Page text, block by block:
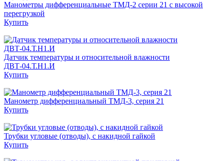
Манометры дифференциальные ТМД-2 серии 21 с высокой
перегрузкой
Купить
Датчик температуры и относительной влажности
ДВТ-04.Т.Н1.И
Купить
Манометр дифференциальный ТМД-3, серия 21
Купить
Трубки угловые (отводы), с накидной гайкой
Купить